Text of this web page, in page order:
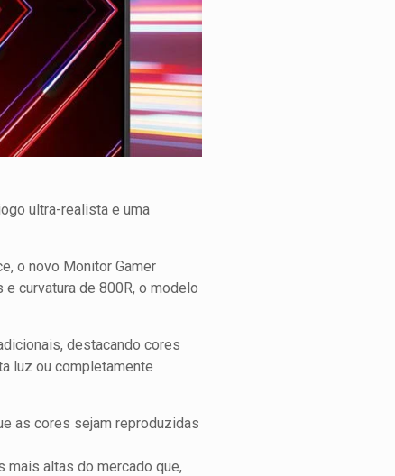
ultra-realista e uma
o novo Monitor Gamer
e curvatura de 800R, o modelo
destacando cores
luz ou completamente
as cores sejam reproduzidas
mais altas do mercado que,